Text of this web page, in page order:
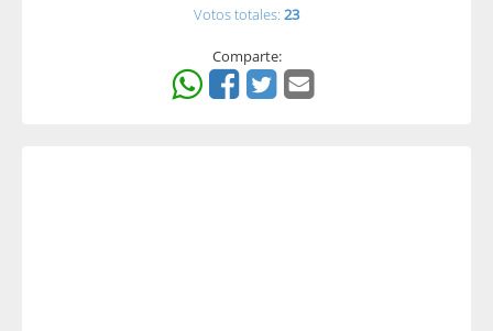
Votos totales: 23
Comparte: